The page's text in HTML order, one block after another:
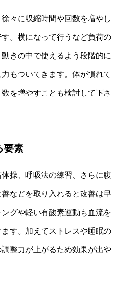
々に収縮時間や回数を増やし
。横になって行うなど負荷の
きの中で使えるよう段階的に
もついてきます。体が慣れて
を増やすことも検討して下さ
要素
操、呼吸法の練習、さらに腹
などを取り入れると改善は早
グや軽い有酸素運動も血流を
す。加えてストレスや睡眠の
整力が上がるため効果が出や